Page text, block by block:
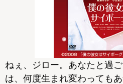
ねぇ、ジロー。あなたと過
は、何度生まれ変わっても